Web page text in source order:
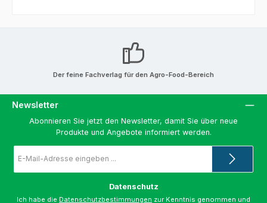
Der feine Fachverlag für den Agro-Food-Bereich
Newsletter
Abonnieren Sie jetzt den Newsletter, damit Sie über neue
Produkte und Angebote informiert werden.
Mail-
*
Datenschutz
Ich habe die Datenschutzbestimmungen zur Kenntnis genommen und